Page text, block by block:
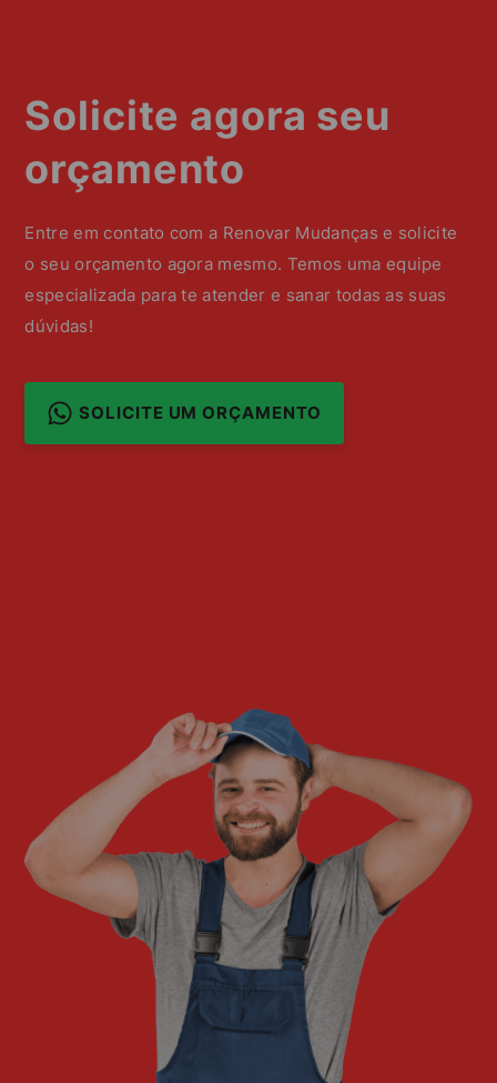
Solicite agora seu
orçamento
Entre em contato com a Renovar Mudanças e solicite
o seu orçamento agora mesmo. Temos uma equipe
especializada para te atender e sanar todas as suas
dúvidas!
SOLICITE UM ORÇAMENTO